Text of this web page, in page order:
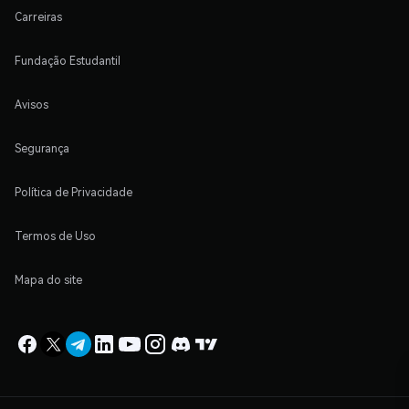
Carreiras
Fundação Estudantil
Avisos
Segurança
Política de Privacidade
Termos de Uso
Mapa do site